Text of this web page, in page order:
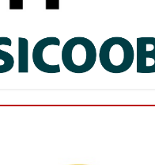
para o Campeonato
desta...Leia mais
Mineiro